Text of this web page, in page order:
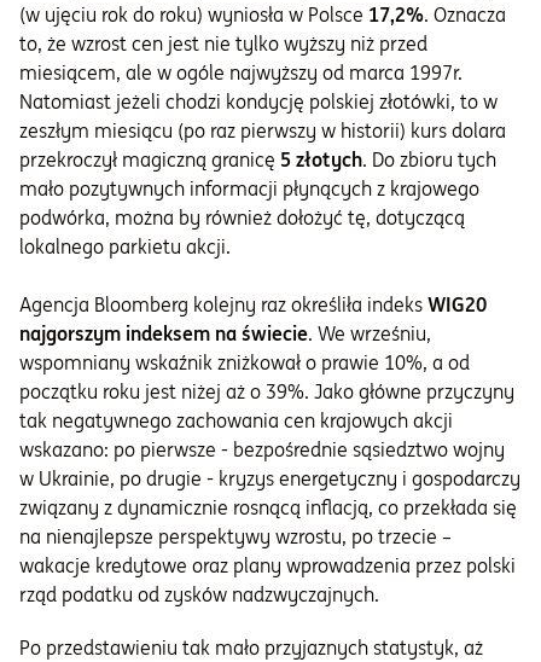
(w ujęciu rok do roku) wyniosła w Polsce 17,2%. Oznacza
to, że wzrost cen jest nie tylko wyższy niż przed
miesiącem, ale w ogóle najwyższy od marca 1997r.
Natomiast jeżeli chodzi kondycję polskiej złotówki, to w
zeszłym miesiącu (po raz pierwszy w historii) kurs dolara
przekroczył magiczną granicę 5 złotych. Do zbioru tych
mało pozytywnych informacji płynących z krajowego
podwórka, można by również dołożyć tę, dotyczącą
lokalnego parkietu akcji.
Agencja Bloomberg kolejny raz określiła indeks WIG20
najgorszym indeksem na świecie. We wrześniu,
wspomniany wskaźnik zniżkował o prawie 10%, a od
początku roku jest niżej aż o 39%. Jako główne przyczyny
tak negatywnego zachowania cen krajowych akcji
wskazano: po pierwsze - bezpośrednie sąsiedztwo wojny
w Ukrainie, po drugie - kryzys energetyczny i gospodarczy
związany z dynamicznie rosnącą inflacją, co przekłada się
na nienajlepsze perspektywy wzrostu, po trzecie –
wakacje kredytowe oraz plany wprowadzenia przez polski
rząd podatku od zysków nadzwyczajnych.
Po przedstawieniu tak mało przyjaznych statystyk, aż